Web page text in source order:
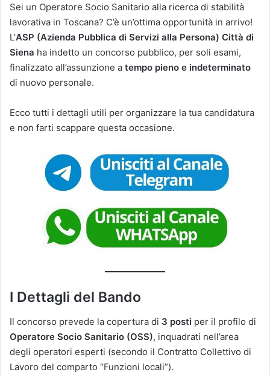
Sei un Operatore Socio Sanitario alla ricerca di stabilità
lavorativa in Toscana? C’è un’ottima opportunità in arrivo!
L’ASP (Azienda Pubblica di Servizi alla Persona) Città di
Siena ha indetto un concorso pubblico, per soli esami,
finalizzato all’assunzione a tempo pieno e indeterminato
di nuovo personale.
Ecco tutti i dettagli utili per organizzare la tua candidatura
e non farti scappare questa occasione.
I Dettagli del Bando
Il concorso prevede la copertura di 3 posti per il profilo di
Operatore Socio Sanitario (OSS), inquadrati nell’area
degli operatori esperti (secondo il Contratto Collettivo di
Lavoro del comparto “Funzioni locali”).